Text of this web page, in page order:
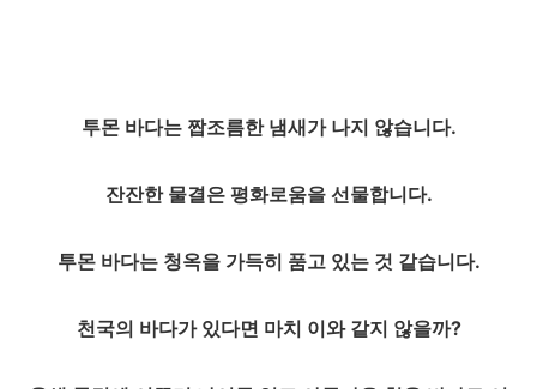
투몬 바다는 짭조름한 냄새가 나지 않습니다.
잔잔한 물결은 평화로움을 선물합니다.
투몬 바다는 청옥을 가득히 품고 있는 것 같습니다.
천국의 바다가 있다면 마치 이와 같지 않을까?